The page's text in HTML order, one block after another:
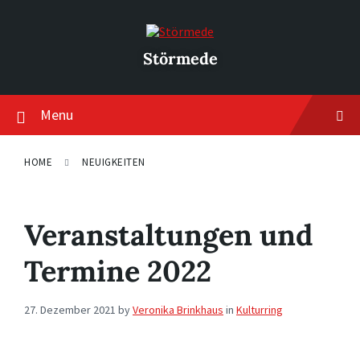
Störmede
Menu
HOME NEUIGKEITEN
Veranstaltungen und
Termine 2022
27. Dezember 2021 byVeronika Brinkhaus in Kulturring